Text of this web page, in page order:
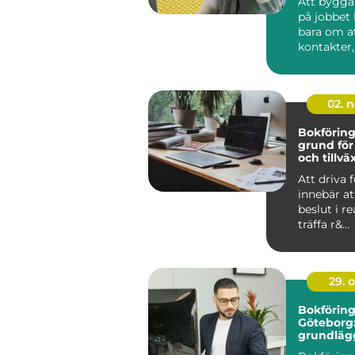
på jobbet
bara om
02.
grund
och
Att driva
innebär
beslut i
träffa r&...
29.